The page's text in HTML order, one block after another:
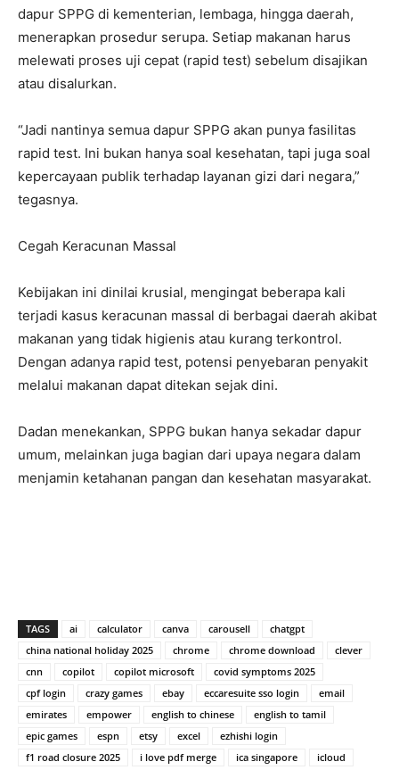
dapur SPPG di kementerian, lembaga, hingga daerah,
menerapkan prosedur serupa. Setiap makanan harus
melewati proses uji cepat (rapid test) sebelum disajikan
atau disalurkan.
“Jadi nantinya semua dapur SPPG akan punya fasilitas
rapid test. Ini bukan hanya soal kesehatan, tapi juga soal
kepercayaan publik terhadap layanan gizi dari negara,”
tegasnya.
Cegah Keracunan Massal
Kebijakan ini dinilai krusial, mengingat beberapa kali
terjadi kasus keracunan massal di berbagai daerah akibat
makanan yang tidak higienis atau kurang terkontrol.
Dengan adanya rapid test, potensi penyebaran penyakit
melalui makanan dapat ditekan sejak dini.
Dadan menekankan, SPPG bukan hanya sekadar dapur
umum, melainkan juga bagian dari upaya negara dalam
menjamin ketahanan pangan dan kesehatan masyarakat.
TAGS ai calculator canva carousell
chatgpt
china national holiday 2025
chrome chrome download
clever
cnn
copilot copilot microsoft
covid symptoms 2025
cpf login
crazy games ebay eccaresuite sso login
email
emirates
empower english to chinese
english to tamil
epic games
espn etsy excel
ezhishi login
f1 road closure 2025
i love pdf merge ica singapore icloud